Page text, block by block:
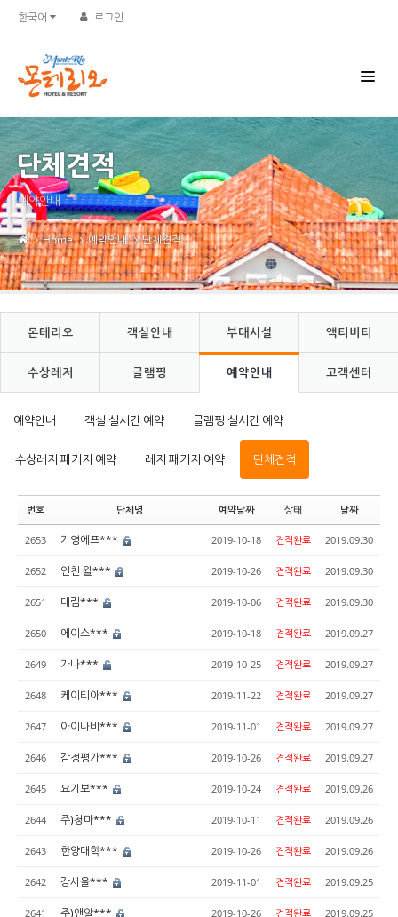
한국어 로그인
단체견적
예약안내
Home 예약안내 단체견적
몬테리오 객실안내 부대시설 액티비티
수상레저 글램핑 예약안내 고객센터
예약안내 객실 실시간 예약 글램핑 실시간 예약
수상레저 패키지 예약 레저 패키지 예약 단체견적
번호 단체명 예약날짜 상태 날짜
2653 기영에프*** 2019-10-18 견적완료 2019.09.30
2652 인천 윌*** 2019-10-26 견적완료 2019.09.30
2651 대림*** 2019-10-06 견적완료 2019.09.30
2650 에이스*** 2019-10-18 견적완료 2019.09.27
2649 가나*** 2019-10-25 견적완료 2019.09.27
2648 케이티아*** 2019-11-22 견적완료 2019.09.27
2647 아이나비*** 2019-11-01 견적완료 2019.09.27
2646 감정평가*** 2019-10-26 견적완료 2019.09.27
2645 요기보*** 2019-10-24 견적완료 2019.09.26
2644 주)청마*** 2019-10-11 견적완료 2019.09.26
2643 한양대학*** 2019-10-26 견적완료 2019.09.26
2642 강서을*** 2019-11-01 견적완료 2019.09.25
2641 주)앤알*** 2019-10-26 견적완료 2019.09.25
Sketchbook5, 스케치북5